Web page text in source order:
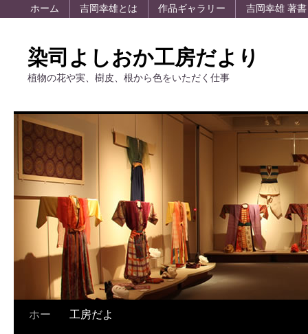
ホーム 吉岡幸雄とは 作品ギャラリー 吉岡幸雄 著書
染司よしおか工房だより
植物の花や実、樹皮、根から色をいただく仕事
ホー
工房だよ